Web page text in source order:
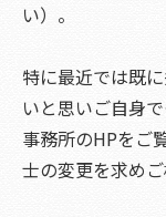
い）。
特に最近では既
いと思いご自身
事務所のHPをご
士の変更を求め